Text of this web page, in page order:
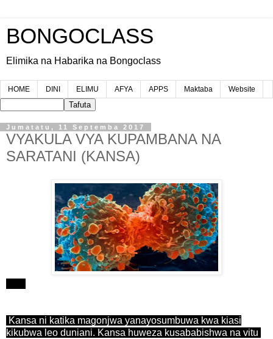
BONGOCLASS
Elimika na Habarika na Bongoclass
HOME DINI ELIMU AFYA APPS Maktaba Website
Jumatatu, 11 Septemba 2017
VYAKULA VYA KUPAMBANA NA
SARATANI (KANSA)
Kansa ni katika magonjwa yanayosumbuwa kwa kiasi
kikubwa leo duniani. Kansa huweza kusababishwa na vitu